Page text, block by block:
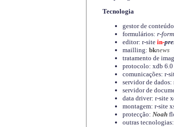
Tecnologia
gestor de
formulários: r-
editor: r-site in-
mailling: bknews
tratamento de
protocolo: xdb 6.0
comunicações: r-
servidor de dados:
servidor de
data driver: r-site
montagem: r-site
protecção: Noah
outras